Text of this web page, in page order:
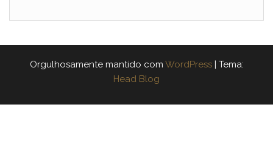
Orgulhosamente mantido com WordPress
Tema:
Head Blog